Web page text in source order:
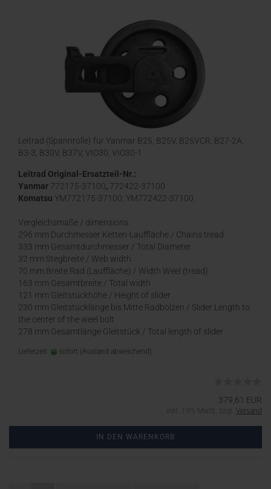
Leitrad (Spannrolle) für Yanmar B25, B25V, B25VCR, B27-2A,
B3-3, B30V, B37V, VIO30, VIO30-1
Leitrad Original-Ersatzteil-Nr.:
Yanmar 772175-37100, 772422-37100
Komatsu YM772175-37100, YM772422-37100
Vergleichsmaße / dimensions:
296 mm Durchmesser Ketten-Lauffläche / Chains tread
333 mm Gesamtdurchmesser / Total Diameter
32 mm Stegbreite / Web width
70 mm Breite Rad (Lauffläche) / Width Weel (tread)
163 mm Gesamtbreite / Total width
121 mm Gleitstückhöhe / Height of slider
230 mm Gleitstücklänge bis Mitte Radbolzen / Slider Length to
the center of the weel bolt
278 mm Gesamtlänge Gleitstück / Total length of slider
Lieferzeit: sofort (Ausland abweichend)
379,61 EUR
inkl. 19% MwSt. zzgl. Versand
IN DEN WARENKORB